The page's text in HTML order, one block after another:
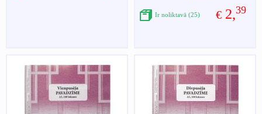
€ 2,39
Ir noliktavā (25)